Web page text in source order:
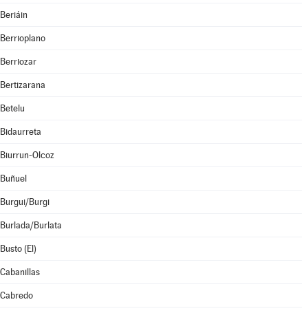
Beriáin
Berrioplano
Berriozar
Bertizarana
Betelu
Bidaurreta
Biurrun-Olcoz
Buñuel
Burgui/Burgi
Burlada/Burlata
Busto (El)
Cabanillas
Cabredo